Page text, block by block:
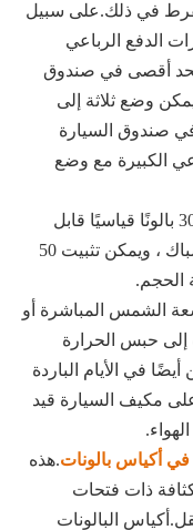
تفرط في ذلك.على سبيل
الدفع الرباعي
كحد أقصى في صندوق
وضع ثلاثة إلى
مقاس 36 بوصة (90 سم) في صندوق السيارة
الكبيرة مع وضع
بالإضافة إلى ذلك ، يمكنك تثبيت 20 إلى 30 بالونًا قياسيًا قابل
للنفخ مقاس 11 بوصة (30 سم) في هاتشباك ، ويمكن تثبيت 50
الحجم.
الشمس المباشرة أو
إلى حبس الحرارة
في الأيام الباردة
مكيف السيارة قيد
في أكياس بالونات.هذه
ذات فتحات
البالونات